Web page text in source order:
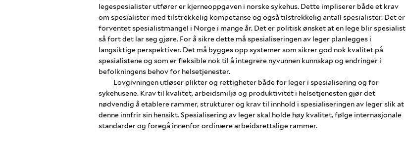
legespesialister utfører er kjerneoppgaven i norske sykehus. Dette impliserer både et krav
om spesialister med tilstrekkelig kompetanse og også tilstrekkelig antall spesialister. Det er
forventet spesialistmangel i Norge i mange år. Det er politisk ønsket at en lege blir spesialist
så fort det lar seg gjøre. For å sikre dette må spesialiseringen av leger planlegges i
langsiktige perspektiver. Det må bygges opp systemer som sikrer god nok kvalitet på
spesialistene og som er fleksible nok til å integrere nyvunnen kunnskap og endringer i
befolkningens behov for helsetjenester.
Lovgivningen utløser plikter og rettigheter både for leger i spesialisering og for
sykehusene. Krav til kvalitet, arbeidsmiljø og produktivitet i helsetjenesten gjør det
nødvendig å etablere rammer, strukturer og krav til innhold i spesialiseringen av leger slik at
denne innfrir sin hensikt. Spesialisering av leger skal holde høy kvalitet, følge internasjonale
standarder og foregå innenfor ordinære arbeidsrettslige rammer.